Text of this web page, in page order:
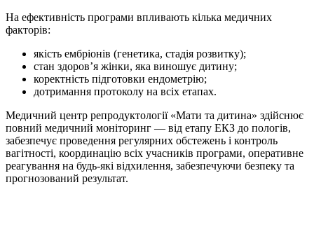
На ефективність програми впливають кілька медичних
факторів:
якість ембріонів (генетика, стадія розвитку);
стан здоров’я жінки, яка виношує дитину;
коректність підготовки ендометрію;
дотримання протоколу на всіх етапах.
Медичний центр репродуктології «Мати та дитина» здійснює
повний медичний моніторинг — від етапу ЕКЗ до пологів,
забезпечує проведення регулярних обстежень і контроль
вагітності, координацію всіх учасників програми, оперативне
реагування на будь-які відхилення, забезпечуючи безпеку та
прогнозований результат.